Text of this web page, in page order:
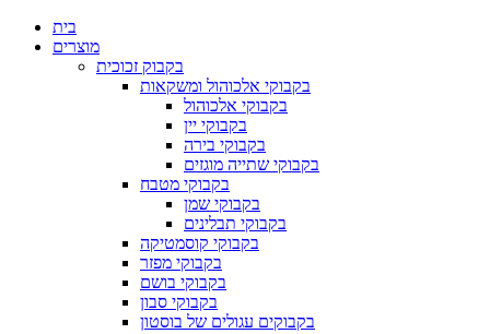
בית
מוצרים
בקבוק זכוכית
בקבוקי אלכוהול ומשקאות
בקבוקי אלכוהול
בקבוקי יין
בקבוקי בירה
בקבוקי שתייה מוגזים
בקבוקי מטבח
בקבוקי שמן
בקבוקי תבלינים
בקבוקי קוסמטיקה
בקבוקי מפזר
בקבוקי בושם
בקבוקי סבון
בקבוקים עגולים של בוסטון